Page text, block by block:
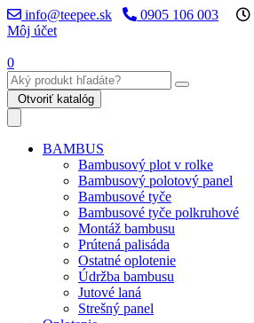
info@teepee.sk 0905 106 003
Môj účet
0
Otvoriť katalóg
BAMBUS
Bambusový plot v rolke
Bambusový polotový panel
Bambusové tyče
Bambusové tyče polkruhové
Montáž bambusu
Prútená palisáda
Ostatné oplotenie
Údržba bambusu
Jutové laná
Strešný panel